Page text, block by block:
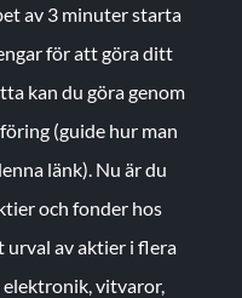
av 3 minuter starta
för att göra ditt
kan du göra genom
(guide hur man
länk). Nu är du
och fonder hos
urval av aktier i flera
elektronik, vitvaror,